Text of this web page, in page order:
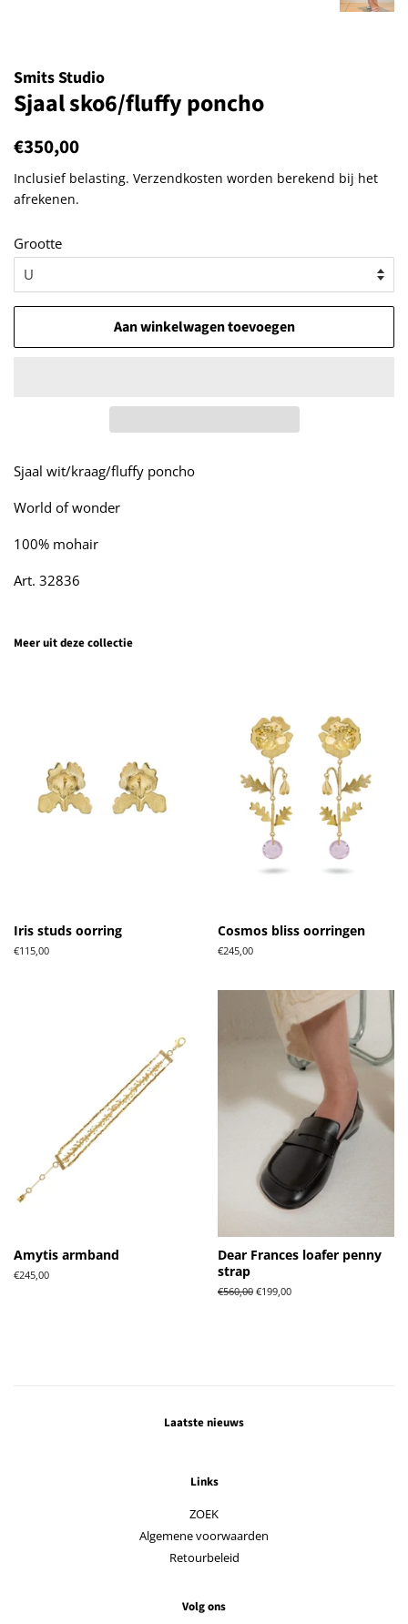
Smits Studio
Sjaal sko6/fluffy poncho
Normale
€350,00
Inclusief belasting. Verzendkosten worden berekend bij het
afrekenen.
Grootte
Aan winkelwagen toevoegen
Sjaal wit/kraag/fluffy poncho
World of wonder
100% mohair
Art. 32836
Meer uit deze collectie
Iris studs oorring
Normale
€115,00
Cosmos bliss oorringen
Normale
€245,00
Amytis armband
Normale
€245,00
Dear Frances loafer penny
strap
Normale
€560,00 Aanbiedingsprijs
€199,00
Laatste nieuws
Links
ZOEK
Algemene voorwaarden
Retourbeleid
Volg ons